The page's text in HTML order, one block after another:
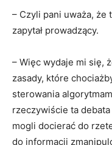
– Czyli pani uważa, że
zapytał prowadzący.
– Więc wydaje mi się,
zasady, które
sterowania
rzeczywiście ta
mogli docierać do
do informacji